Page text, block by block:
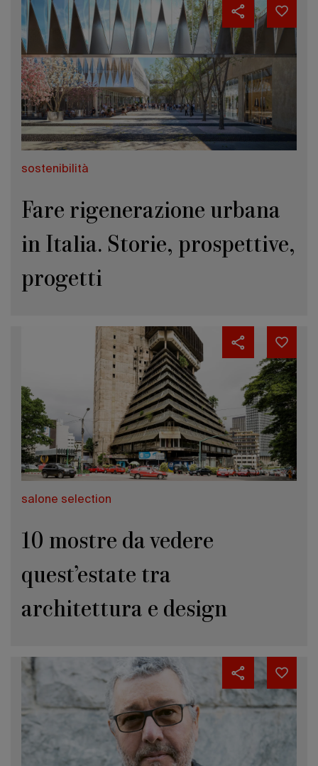
sostenibilità
Fare rigenerazione urbana
in Italia. Storie, prospettive,
progetti
salone selection
10 mostre da vedere
quest’estate tra
architettura e design